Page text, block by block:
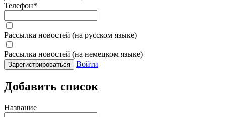
Телефон*
Рассылка новостей (на русском языке)
Рассылка новостей (на немецком языке)
Зарегистрироваться Войти
Добавить список
Название